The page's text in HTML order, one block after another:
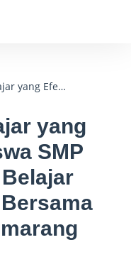
Cara Fokus Belajar yang Efektif untuk Siswa SMP dan SMA Solusi Belajar Lebih Maksimal Bersama Brilian Privat Semarang
yang
SMP